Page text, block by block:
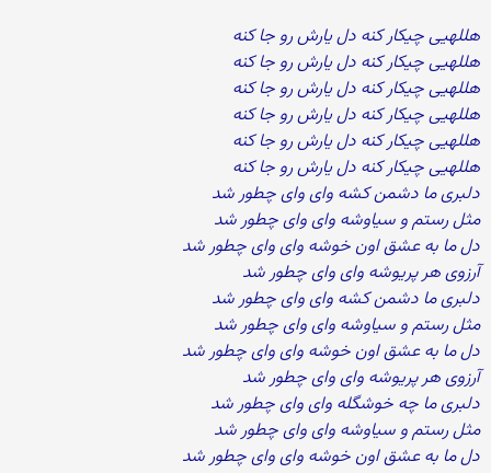
هللهیی چیکار کنه دل یارش رو جا کنه
هللهیی چیکار کنه دل یارش رو جا کنه
هللهیی چیکار کنه دل یارش رو جا کنه
هللهیی چیکار کنه دل یارش رو جا کنه
هللهیی چیکار کنه دل یارش رو جا کنه
هللهیی چیکار کنه دل یارش رو جا کنه
دلبری ما دشمن کشه وای وای چطور شد
مثل رستم و سیاوشه وای وای چطور شد
دل ما به عشق اون خوشه وای وای چطور شد
آرزوی هر پریوشه وای وای چطور شد
دلبری ما دشمن کشه وای وای چطور شد
مثل رستم و سیاوشه وای وای چطور شد
دل ما به عشق اون خوشه وای وای چطور شد
آرزوی هر پریوشه وای وای چطور شد
دلبری ما چه خوشگله وای وای چطور شد
مثل رستم و سیاوشه وای وای چطور شد
دل ما به عشق اون خوشه وای وای چطور شد